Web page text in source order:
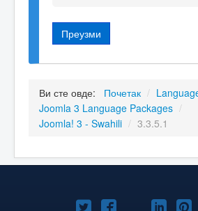
Преузми
Ви сте овде: Почетак /
Joomla 3 Language Packages /
Joomla! 3 - Swahili / 3.3.5.1